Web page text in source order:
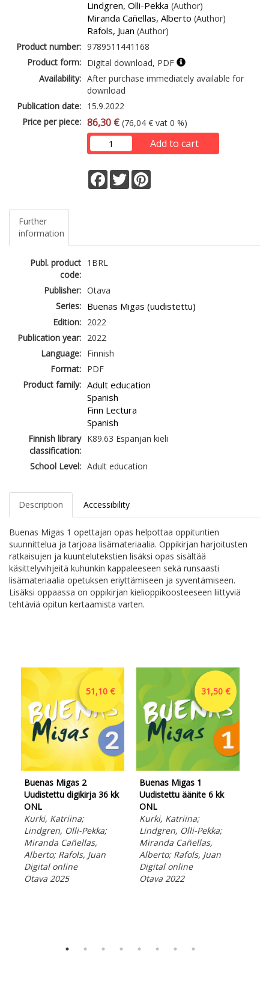
Lindgren, Olli-Pekka (Author)
Miranda Cañellas, Alberto (Author)
Rafols, Juan (Author)
Product number: 9789511441168
Product form: Digital download, PDF
Availability: After purchase immediately available for
download
Publication date: 15.9.2022
Price per piece: 86,30 € (76,04 € vat 0 %)
Add to cart
Facebook
Twitter
Further
information
Publ. product
code:
1BRL
Publisher: Otava
Series: Buenas Migas (uudistettu)
Edition: 2022
Publication year: 2022
Language: Finnish
Format: PDF
Product family: Adult education
Spanish
Finn Lectura
Spanish
Finnish library
classification:
K89.63 Espanjan kieli
School Level: Adult education
Description Accessibility
Buenas Migas 1 opettajan opas helpottaa oppituntien
suunnittelua ja tarjoaa lisämateriaalia. Oppikirjan harjoitusten
ratkaisujen ja kuuntelutekstien lisäksi opas sisältää
käsittelyvihjeitä kuhunkin kappaleeseen sekä runsaasti
lisämateriaalia opetuksen eriyttämiseen ja syventämiseen.
Lisäksi oppaassa on oppikirjan kielioppikoosteeseen liittyviä
tehtäviä opitun kertaamista varten.
51,10 €
Buenas Migas 2
Uudistettu digikirja 36 kk
ONL
Kurki, Katriina;
Lindgren, Olli-Pekka;
Miranda Cañellas,
Alberto; Rafols, Juan
Digital online
Otava 2025
31,50 €
Buenas Migas 1
Uudistettu äänite 6 kk
ONL
Kurki, Katriina;
Lindgren, Olli-Pekka;
Miranda Cañellas,
Alberto; Rafols, Juan
Digital online
Otava 2022